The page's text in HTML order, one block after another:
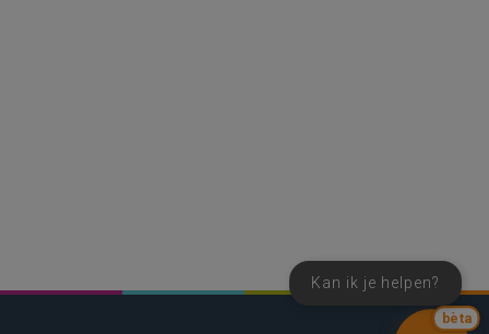
bèta
Kan ik je helpen?